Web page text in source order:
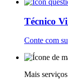
Técnico
Conte com
Mais serviços